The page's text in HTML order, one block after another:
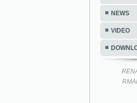
NEWS
VIDEO